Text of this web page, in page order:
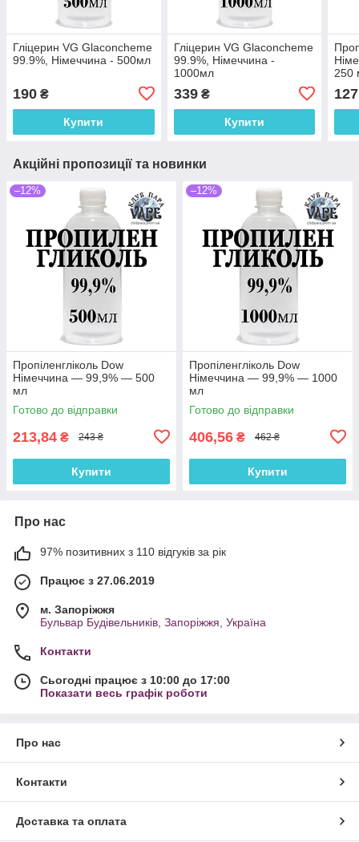
Гліцерин VG Glaconcheme
99.9%, Німеччина - 500мл
190 ₴
Купити
Гліцерин VG Glaconcheme
99.9%, Німеччина -
1000мл
339₴
Купити
250
127
Акційні пропозиції та новинки
–12%
Пропіленгліколь Dow
Німеччина — 99,9% — 500
мл
Готово до відправки
213,84 ₴ 243 ₴
Купити
–12%
Пропіленгліколь Dow
Німеччина — 99,9% — 1000
мл
Готово до відправки
406,56 ₴ 462 ₴
Купити
Про нас
97% позитивних з 110 відгуків за рік
Працює з 27.06.2019
м. Запоріжжя
Бульвар Будівельників, Запоріжжя, Україна
Контакти
Сьогодні працює з 10:00 до 17:00
Показати весь графік роботи
Про нас
Контакти
Доставка та оплата